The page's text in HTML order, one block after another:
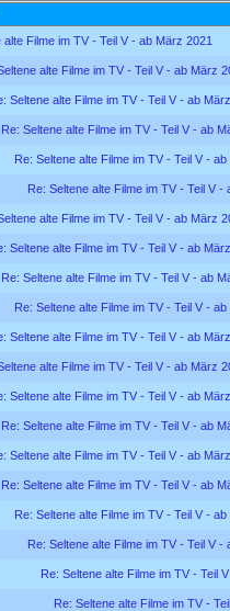
alte Filme im TV - Teil V - ab März 2021
alte Filme im TV - Teil V - ab März
Seltene alte Filme im TV - Teil V - ab
Re: Seltene alte Filme im TV - Teil V - ab
Re: Seltene alte Filme im TV - Teil V -
Re: Seltene alte Filme im TV - Teil V -
alte Filme im TV - Teil V - ab März
Seltene alte Filme im TV - Teil V - ab
Re: Seltene alte Filme im TV - Teil V - ab
Re: Seltene alte Filme im TV - Teil V -
Seltene alte Filme im TV - Teil V - ab
alte Filme im TV - Teil V - ab März
Seltene alte Filme im TV - Teil V - ab
Re: Seltene alte Filme im TV - Teil V - ab
Seltene alte Filme im TV - Teil V - ab
Re: Seltene alte Filme im TV - Teil V - ab
Re: Seltene alte Filme im TV - Teil V -
Re: Seltene alte Filme im TV - Teil V -
Re: Seltene alte Filme im TV - Teil
Re: Seltene alte Filme im TV -